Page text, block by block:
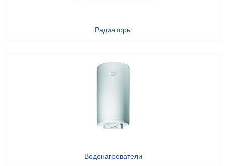
Радиаторы
Водонагреватели